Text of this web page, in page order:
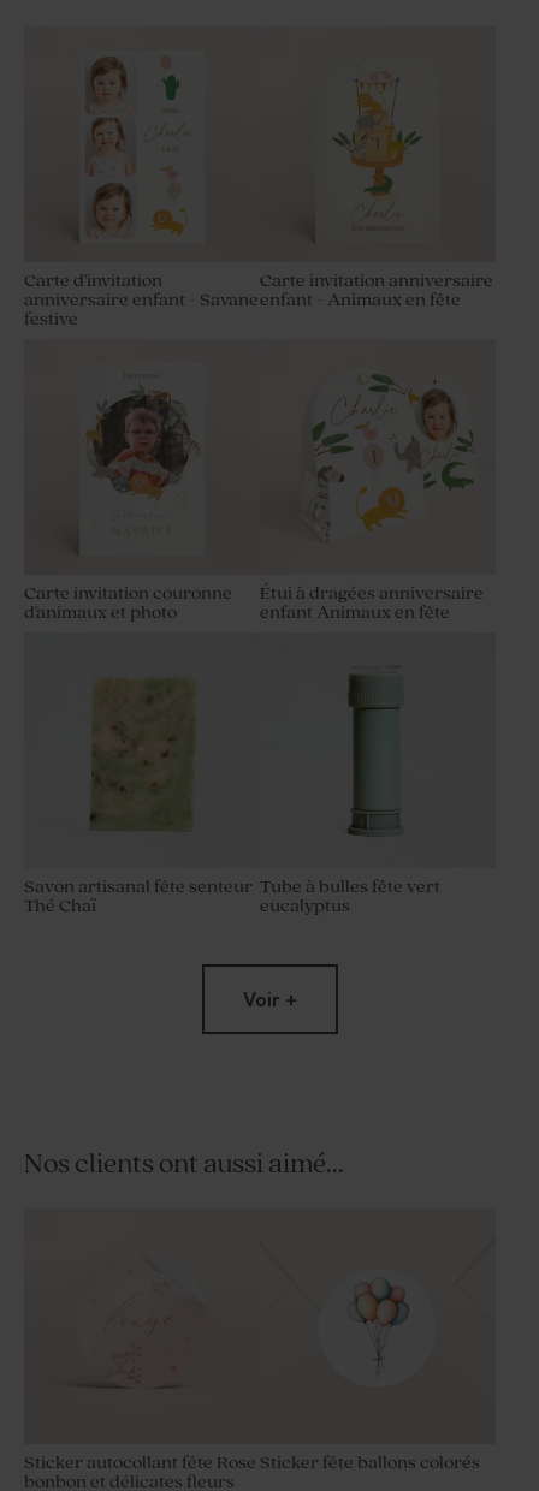
Carte d'invitation
anniversaire enfant - Savane
festive
Carte invitation anniversaire
enfant - Animaux en fête
Carte invitation couronne
d'animaux et photo
Étui à dragées anniversaire
enfant Animaux en fête
Savon artisanal fête senteur
Thé Chaï
Tube à bulles fête vert
eucalyptus
Voir +
Nos clients ont aussi aimé...
Sticker autocollant fête Rose
bonbon et délicates fleurs
Sticker fête ballons colorés